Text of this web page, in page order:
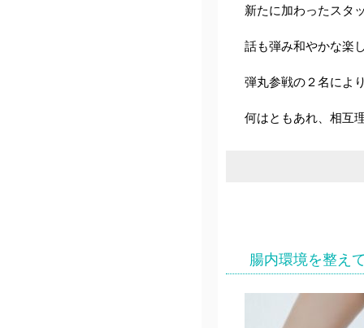
新たに加わったスタ
話も弾み和やかな楽
弾丸参戦の２名によ
何はともあれ、相互
腸内環境を整え